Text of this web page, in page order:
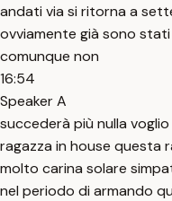
andati via si ritorna a
ovviamente già sono
comunque non
16:54
Speaker A
succederà più nulla
ragazza in house questa
molto carina solare
nel periodo di armando